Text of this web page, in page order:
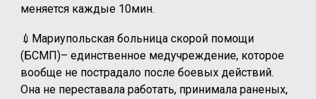
меняется каждые 10мин.
💉Мариупольская больница скорой помощи
(БСМП)– единственное медучреждение, которое
вообще не пострадало после боевых действий.
Она не переставала работать, принимала раненых,